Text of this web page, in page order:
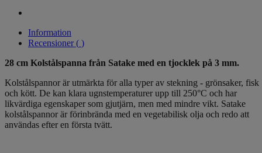
Information
Recensioner ( )
28 cm Kolstålspanna från Satake med en tjocklek på 3 mm.
Kolstålspannor är utmärkta för alla typer av stekning - grönsaker, fisk
och kött. De kan klara ugnstemperaturer upp till 250°C och har
likvärdiga egenskaper som gjutjärn, men med mindre vikt. Satake
kolstålspannor är förinbrända med en vegetabilisk olja och redo att
användas efter en första tvätt.